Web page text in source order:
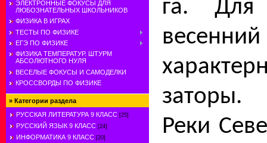
ЭЛЕКТРОННЫЕ ФОКУСЫ ДЛЯ
ЛЮБОЗНАТЕЛЬНЫХ ШКОЛЬНИКОВ
ФИЗИКА В ИГРАХ
ТЕСТЫ ПО ФИЗИКЕ
ЕГЭ ПО ФИЗИКЕ
ФИЗИКА ТЕМПЕРАТУР. ШТУРМ
АБСОЛЮТНОГО НУЛЯ
ВЕСЕЛЫЕ ФОКУСЫ И САМОДЕЛКИ
КРОССВОРДЫ ПО ФИЗИКЕ
» Категории раздела
РУССКАЯ ЛИТЕРАТУРА 9 КЛАСС [25]
РУССКИЙ ЯЗЫК 9 КЛАСС [24]
ИНФОРМАТИКА 9 КЛАСС [20]
га.
заторы.
Реки